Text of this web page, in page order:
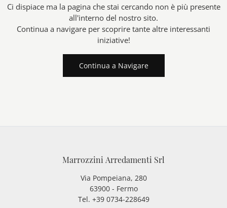
Ci dispiace ma la pagina che stai cercando non è più presente
all'interno del nostro sito.
Continua a navigare per scoprire tante altre interessanti
iniziative!
Continua a Navigare
Marrozzini Arredamenti Srl
Via Pompeiana, 280
63900 - Fermo
Tel. +39 0734-228649